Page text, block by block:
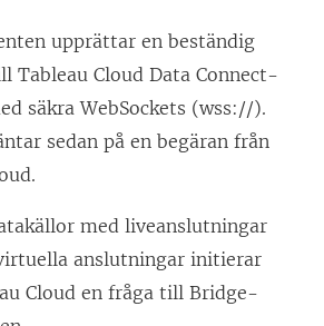
r
)
upprättar en beständig
Tableau Cloud Data Connect-
säkra WebSockets (wss://).
sedan på en begäran från
.
med liveanslutningar
anslutningar initierar
Cloud en fråga till Bridge-